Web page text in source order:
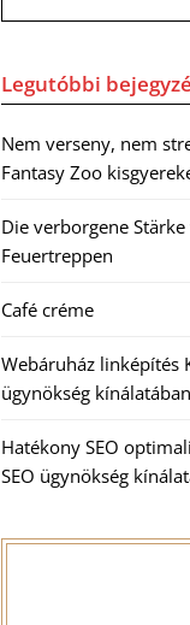
Legutóbbi
Nem verseny, nem
Fantasy Zoo
Die verborgene
Feuertreppen
Café créme
Webáruház linképítés
ügynökség kínálatában
Hatékony SEO
SEO ügynökség